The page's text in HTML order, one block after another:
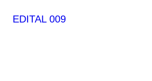
EDITAL 009